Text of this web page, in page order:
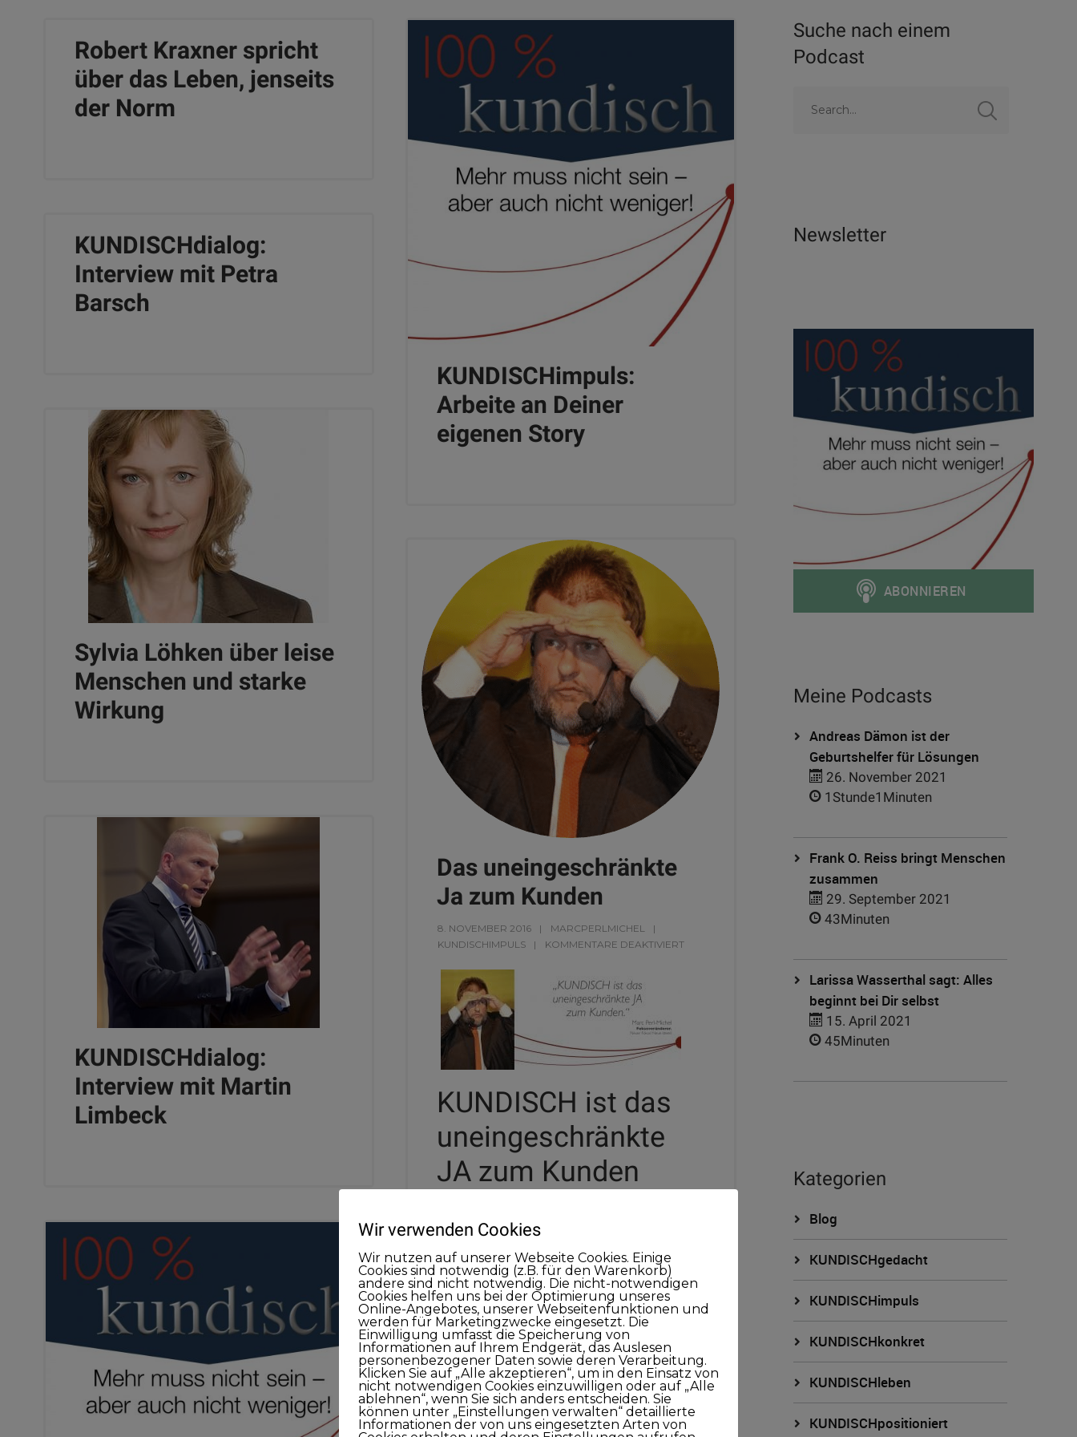
Robert Kraxner spricht
über das Leben, jenseits
der Norm
KUNDISCHimpuls:
Arbeite an Deiner
eigenen Story
KUNDISCHdialog:
Interview mit Petra
Barsch
Sylvia Löhken über leise
Menschen und starke
Wirkung
Das uneingeschränkte
Ja zum Kunden
8. NOVEMBER 2016
MARCPERLMICHEL
KUNDISCHIMPULS
KOMMENTARE DEAKTIVIERT
KUNDISCH ist das
uneingeschränkte
JA zum Kunden
an. Zum einen der Fokus auf die Kunden,
zum anderen der Fokus auf die eigenen
Mitarbeiter. Es geht einerseits darum ein
Treibhausklima für Begeisterung zu
schaffen, damit man für die besten
Mitarbeiter attraktiv ist und diese mit
Begeisterung Lösungen für Kunden
schaffen.
Andererseits geht es immer wieder um den
Kunden. Ohne Kunden nützen auch die
KUNDISCHdialog:
Interview mit Martin
Limbeck
Suche nach einem
Podcast
Newsletter
Meine Podcasts
Andreas Dämon ist der
Geburtshelfer für Lösungen
26. November 2021
1Stunde1Minuten
Frank O. Reiss bringt Menschen
zusammen
29. September 2021
43Minuten
Larissa Wasserthal sagt: Alles
beginnt bei Dir selbst
15. April 2021
45Minuten
Kategorien
Blog
KUNDISCHgedacht
KUNDISCHimpuls
KUNDISCHkonkret
KUNDISCHleben
KUNDISCHpositioniert
Wir verwenden Cookies
Wir nutzen auf unserer Webseite Cookies. Einige
Cookies sind notwendig (z.B. für den Warenkorb)
andere sind nicht notwendig. Die nicht-notwendigen
Cookies helfen uns bei der Optimierung unseres
Online-Angebotes, unserer Webseitenfunktionen und
werden für Marketingzwecke eingesetzt. Die
Einwilligung umfasst die Speicherung von
Informationen auf Ihrem Endgerät, das Auslesen
personenbezogener Daten sowie deren Verarbeitung.
Klicken Sie auf „Alle akzeptieren“, um in den Einsatz von
nicht notwendigen Cookies einzuwilligen oder auf „Alle
ablehnen“, wenn Sie sich anders entscheiden. Sie
können unter „Einstellungen verwalten“ detaillierte
Informationen der von uns eingesetzten Arten von